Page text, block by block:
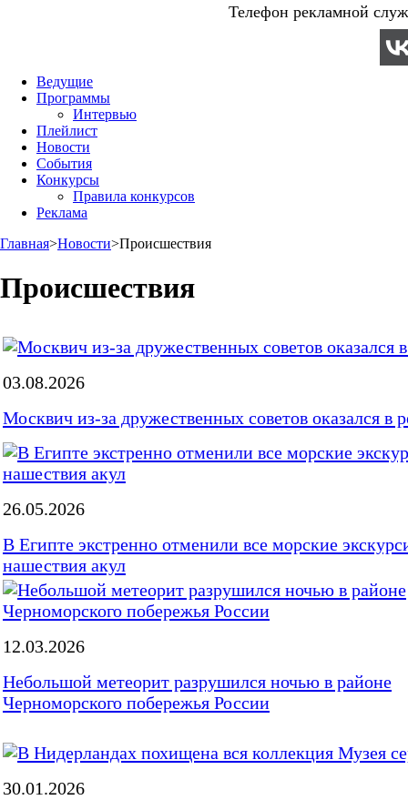
Телефон рекламной
Ведущие
Программы
Интервью
Плейлист
Новости
События
Конкурсы
Правила конкурсов
Реклама
Главная>Новости>Происшествия
Происшествия
03.08.2026
Москвич из-за дружественных советов оказался в
26.05.2026
В Египте экстренно отменили все морские
нашествия акул
12.03.2026
Небольшой метеорит разрушился ночью в районе
Черноморского побережья России
30.01.2026